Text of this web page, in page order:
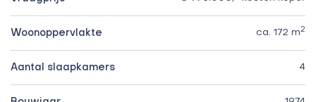
Woonoppervlakte ca. 172 m2
Aantal slaapkamers 4